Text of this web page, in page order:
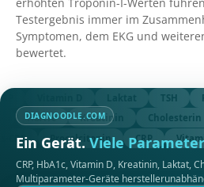
Testergebnis immer im
Symptomen, dem EKG und
bewertet.
TSH
HbA1c Kreatinin Cholesterin
Procalcitonin CRP
DIAGNOODLE.COM
Ein Gerät. Viele
CRP, HbA1c, Vitamin D, Kreatinin, Laktat,
Multiparameter-Geräte